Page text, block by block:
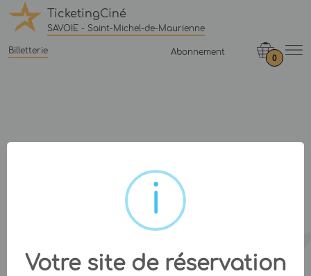
TicketingCiné
SAVOIE - Saint-Michel-de-Maurienne
Billetterie Abonnement
0
Votre site de réservation